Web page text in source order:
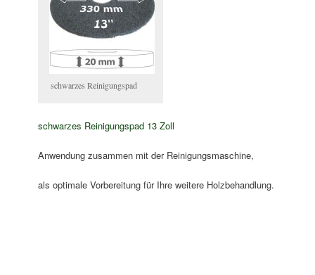
schwarzes Reinigungspad
schwarzes Reinigungspad 13 Zoll
Anwendung zusammen mit der Reinigungsmaschine,
als optimale Vorbereitung für Ihre weitere Holzbehandlung.